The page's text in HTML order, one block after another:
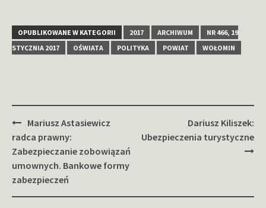
OPUBLIKOWANE W KATEGORII 2017 ARCHIWUM
NR 466, 19
STYCZNIA 2017
OŚWIATA POLITYKA POWIAT WOŁOMIN
Zobacz
wpisy
Mariusz Astasiewicz
radca prawny:
Zabezpieczanie zobowiązań
umownych. Bankowe formy
zabezpieczeń
Dariusz Kiliszek:
Ubezpieczenia turystyczne